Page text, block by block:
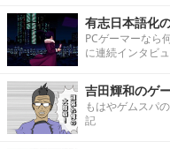
有志日本語化
PCゲーマーなら
に連続インタビュ
吉田輝和のゲ
もはやゲムスパ
記